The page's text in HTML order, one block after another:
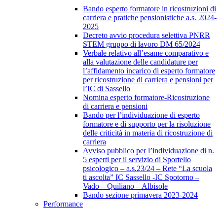
Bando esperto formatore in ricostruzioni di
carriera e pratiche pensionistiche a.s. 2024-
2025
Decreto avvio procedura selettiva PNRR
STEM gruppo di lavoro DM 65/2024
Verbale relativo all’esame comparativo e
alla valutazione delle candidature per
l’affidamento incarico di esperto formatore
per ricostruzione di carriera e pensioni per
l’IC di Sassello
Nomina esperto formatore-Ricostruzione
di carriera e pensioni
Bando per l’individuazione di esperto
formatore e di supporto per la risoluzione
delle criticità in materia di ricostruzione di
carriera
Avviso pubblico per l’individuazione di n.
5 esperti per il servizio di Sportello
psicologico – a.s.23/24 – Rete “La scuola
ti ascolta” IC Sassello -IC Spotorno –
Vado – Quiliano – Albisole
Bando sezione primavera 2023-2024
Performance